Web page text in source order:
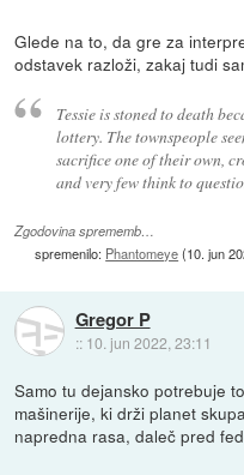
Glede na to, da gre za
odstavek razloži, zakaj tudi
Tessie is stoned to death
lottery. The townspeople
sacrifice one of their own,
and very few think to
Zgodovina sprememb…
spremenilo: Phantomeye(10. jun
Gregor P
:: 10. jun 2022, 23:11
Samo tu dejansko potrebuje
mašinerije, ki drži planet
napredna rasa, daleč pred